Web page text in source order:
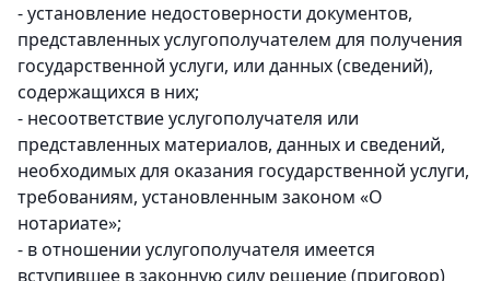
- установление недостоверности документов,
представленных услугополучателем для получения
государственной услуги, или данных (сведений),
содержащихся в них;
- несоответствие услугополучателя или
представленных материалов, данных и сведений,
необходимых для оказания государственной услуги,
требованиям, установленным законом «О
нотариате»;
- в отношении услугополучателя имеется
вступившее в законную силу решение (приговор)